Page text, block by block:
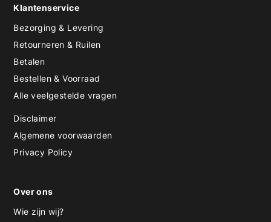
Klantenservice
Bezorging & Levering
Retourneren & Ruilen
Betalen
Bestellen & Voorraad
Alle veelgestelde vragen
Disclaimer
Algemene voorwaarden
Privacy Policy
Over ons
Wie zijn wij?